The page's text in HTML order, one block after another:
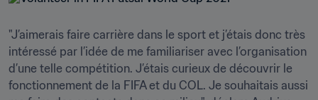
"J’aimerais faire carrière dans le sport et j’étais donc très
intéressé par l’idée de me familiariser avec l’organisation
d’une telle compétition. J’étais curieux de découvrir le
fonctionnement de la FIFA et du COL. Je souhaitais aussi